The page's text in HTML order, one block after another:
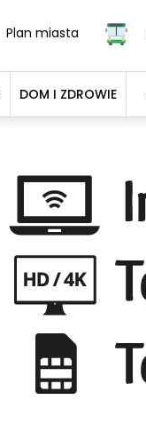
Plan miasta
DOM I ZDROWIE